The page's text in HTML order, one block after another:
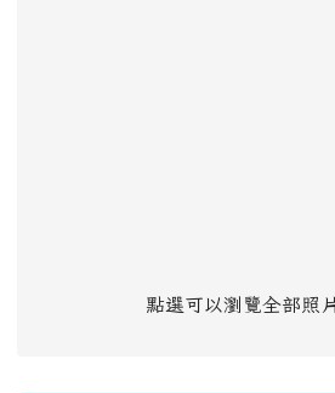
點選可以瀏覽全部照